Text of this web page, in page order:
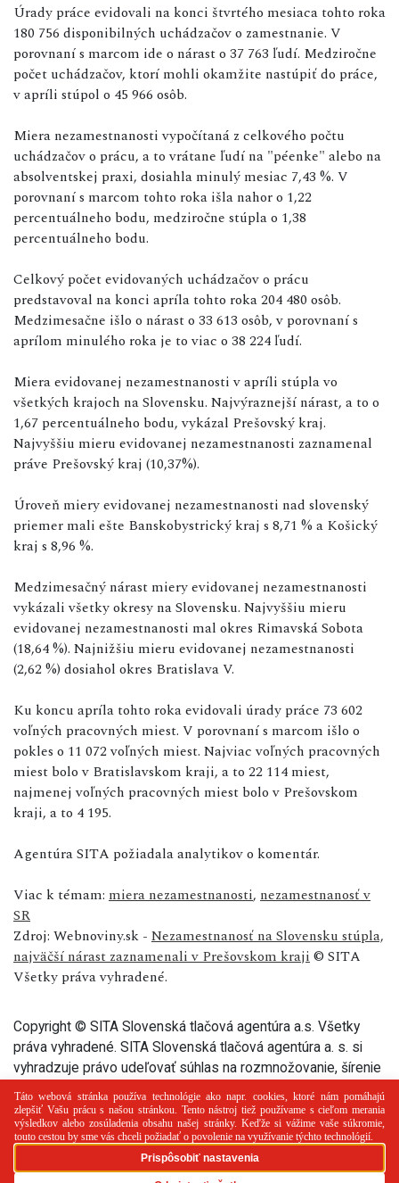
Úrady práce evidovali na konci štvrtého mesiaca tohto roka
180 756 disponibilných uchádzačov o zamestnanie. V
porovnaní s marcom ide o nárast o 37 763 ľudí. Medziročne
počet uchádzačov, ktorí mohli okamžite nastúpiť do práce,
v apríli stúpol o 45 966 osôb.
Miera nezamestnanosti vypočítaná z celkového počtu
uchádzačov o prácu, a to vrátane ľudí na "péenke" alebo na
absolventskej praxi, dosiahla minulý mesiac 7,43 %. V
porovnaní s marcom tohto roka išla nahor o 1,22
percentuálneho bodu, medziročne stúpla o 1,38
percentuálneho bodu.
Celkový počet evidovaných uchádzačov o prácu
predstavoval na konci apríla tohto roka 204 480 osôb.
Medzimesačne išlo o nárast o 33 613 osôb, v porovnaní s
aprílom minulého roka je to viac o 38 224 ľudí.
Miera evidovanej nezamestnanosti v apríli stúpla vo
všetkých krajoch na Slovensku. Najvýraznejší nárast, a to o
1,67 percentuálneho bodu, vykázal Prešovský kraj.
Najvyššiu mieru evidovanej nezamestnanosti zaznamenal
práve Prešovský kraj (10,37%).
Úroveň miery evidovanej nezamestnanosti nad slovenský
priemer mali ešte Banskobystrický kraj s 8,71 % a Košický
kraj s 8,96 %.
Medzimesačný nárast miery evidovanej nezamestnanosti
vykázali všetky okresy na Slovensku. Najvyššiu mieru
evidovanej nezamestnanosti mal okres Rimavská Sobota
(18,64 %). Najnižšiu mieru evidovanej nezamestnanosti
(2,62 %) dosiahol okres Bratislava V.
Ku koncu apríla tohto roka evidovali úrady práce 73 602
voľných pracovných miest. V porovnaní s marcom išlo o
pokles o 11 072 voľných miest. Najviac voľných pracovných
miest bolo v Bratislavskom kraji, a to 22 114 miest,
najmenej voľných pracovných miest bolo v Prešovskom
kraji, a to 4 195.
Agentúra SITA požiadala analytikov o komentár.
Viac k témam: miera nezamestnanosti, nezamestnanosť v
SR
Zdroj: Webnoviny.sk - Nezamestnanosť na Slovensku stúpla,
najväčší nárast zaznamenali v Prešovskom kraji© SITA
Všetky práva vyhradené.
Copyright © SITA Slovenská tlačová agentúra a.s. Všetky
práva vyhradené. SITA Slovenská tlačová agentúra a. s. si
vyhradzuje právo udeľovať súhlas na rozmnožovanie, šírenie
a na verejný prenos tohto článku a jeho častí.